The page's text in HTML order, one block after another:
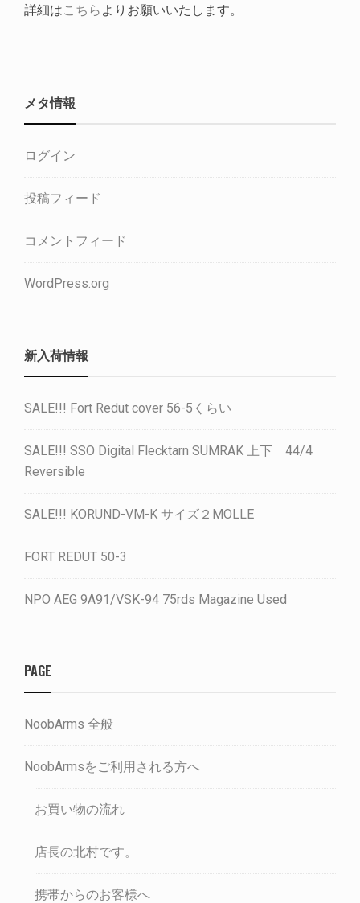
詳細はこちら よりお願いいたします。
メタ情報
ログイン
投稿フィード
コメントフィード
WordPress.org
新入荷情報
SALE!!! Fort Redut cover 56-5くらい
SALE!!! SSO Digital Flecktarn SUMRAK 上下 44/4
Reversible
SALE!!! KORUND-VM-K サイズ２MOLLE
FORT REDUT 50-3
NPO AEG 9A91/VSK-94 75rds Magazine Used
PAGE
NoobArms 全般
NoobArmsをご利用される方へ
お買い物の流れ
店長の北村です。
携帯からのお客様へ